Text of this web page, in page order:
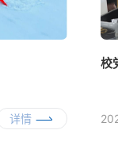
详情
校